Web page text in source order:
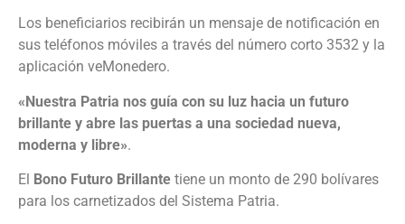
Los beneficiarios recibirán un mensaje de notificación en
sus teléfonos móviles a través del número corto 3532 y la
aplicación veMonedero.
«Nuestra Patria nos guía con su luz hacia un futuro
brillante y abre las puertas a una sociedad nueva,
moderna y libre».
El Bono Futuro Brillante tiene un monto de 290 bolívares
para los carnetizados del Sistema Patria.